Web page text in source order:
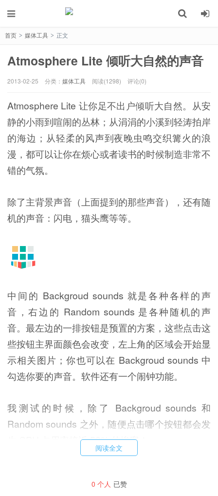
首页 > 媒体工具 > 正文
Atmosphere Lite 倾听大自然的声音
2013-02-25 分类： 媒体工具 阅读(1298) 评论(0)
Atmosphere Lite 让你足不出户倾听大自然。从安
静的小雨到喧闹的丛林；从涓涓的小溪到轻涛拍岸
的海边；从轻柔的风声到夜晚虫鸣交织篝火的浪
漫，都可以让你在烦心或者读书的时候制造非常不
错的气氛。
除了主背景声音（上面提到的那些声音），还有随
机的声音：闪电，猫头鹰等等。
中间的 Backgroud sounds 就是各种各样的声
音，右边的 Random sounds 是各种随机的声
音。最左边的一排按钮是预置的方案，这些点击这
些按钮主界面颜色会改变，左上角的区域会开始显
示相关图片；你也可以在 Backgroud sounds 中
勾选你要的声音。软件还有一个闹钟功能。
我测试的时候，除了 Backgroud sounds 和
Random sounds 之外，随便点击哪个按钮都会发
生 CPU 占用率接近 50% 的惨案！
版，足足有 12.8 MB。更别提其他两个要钱的版
阅读全文
0 个人 已赞